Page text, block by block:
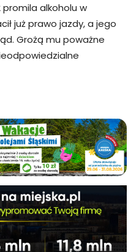
promila alkoholu w
już prawo jazdy, a jego
Grożą mu poważne